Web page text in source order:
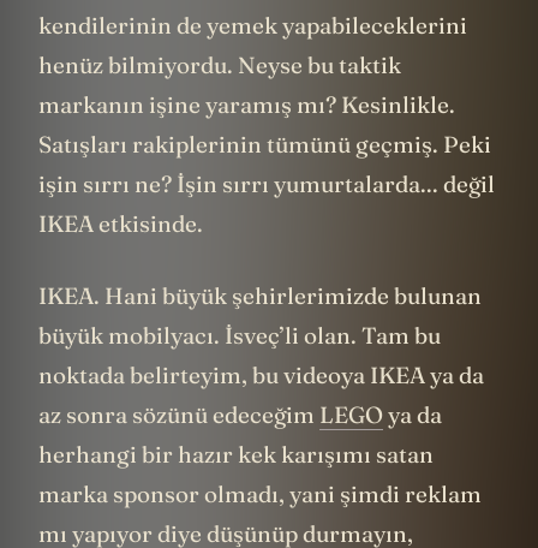
kendilerinin de yemek yapabileceklerini
henüz bilmiyordu. Neyse bu taktik
markanın işine yaramış mı? Kesinlikle.
Satışları rakiplerinin tümünü geçmiş. Peki
işin sırrı ne? İşin sırrı yumurtalarda... değil
IKEA etkisinde.
IKEA. Hani büyük şehirlerimizde bulunan
büyük mobilyacı. İsveç’li olan. Tam bu
noktada belirteyim, bu videoya IKEA ya da
az sonra sözünü edeceğim LEGOya da
herhangi bir hazır kek karışımı satan
marka sponsor olmadı, yani şimdi reklam
mı yapıyor diye düşünüp durmayın,